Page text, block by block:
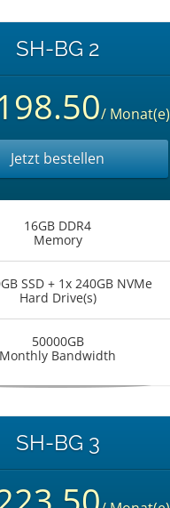
SH-BG 2
/ Monat(e)
Jetzt bestellen
16GB DDR4
Memory
SSD + 1x 240GB NVMe
Hard Drive(s)
50000GB
Monthly Bandwidth
SH-BG 3